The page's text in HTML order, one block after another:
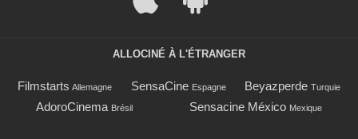
ALLOCINÉ À L'ÉTRANGER
Filmstarts Allemagne SensaCine Espagne Beyazperde Turquie
AdoroCinema Brésil Sensacine México Mexique